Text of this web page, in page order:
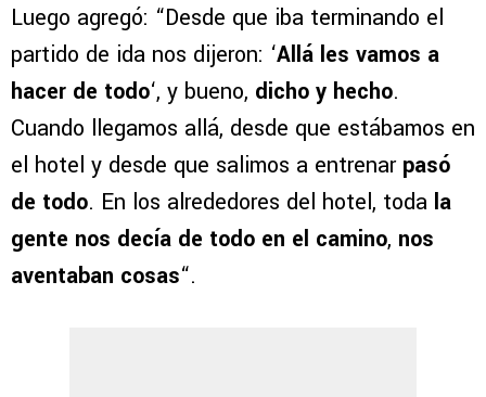
Luego agregó: “Desde que iba terminando el
partido de ida nos dijeron: ‘Allá les vamos a
hacer de todo‘, y bueno, dicho y hecho.
Cuando llegamos allá, desde que estábamos en
el hotel y desde que salimos a entrenar pasó
de todo. En los alrededores del hotel, toda la
gente nos decía de todo en el camino, nos
aventaban cosas“.